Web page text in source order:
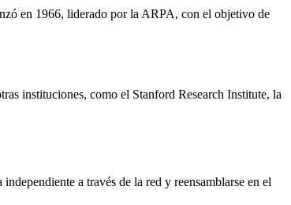
en 1966, liderado por la ARPA, con el objetivo de
instituciones, como el Stanford Research Institute, la
a través de la red y reensamblarse en el